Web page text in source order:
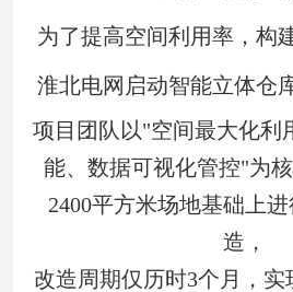
为了提高空间利用率，构
淮北电网启动智能立体仓
项目团队以"空间最大化利
能、数据可视化管控"为
2400平方米场地基础上
造，
改造周期仅历时3个月，